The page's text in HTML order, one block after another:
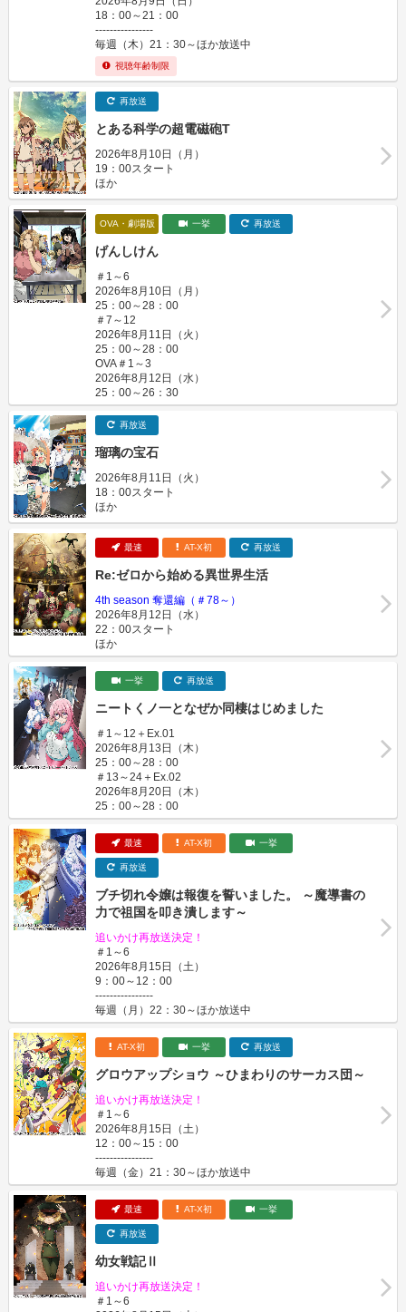
18：00～21：00
----------------
毎週（木）21：30～ほか放送中
視聴年齢制限
再放送
とある科学の超電磁砲T
2026年8月10日（月）
19：00スタート
ほか
OVA・劇場版 一挙 再放送
げんしけん
＃1～6
2026年8月10日（月）
25：00～28：00
＃7～12
2026年8月11日（火）
25：00～28：00
OVA＃1～3
2026年8月12日（水）
25：00～26：30
再放送
瑠璃の宝石
2026年8月11日（火）
18：00スタート
ほか
最速 AT-X初 再放送
Re:ゼロから始める異世界生活
4th season 奪還編（＃78～）
2026年8月12日（水）
22：00スタート
ほか
一挙 再放送
ニートくノ一となぜか同棲はじめました
＃1～12＋Ex.01
2026年8月13日（木）
25：00～28：00
＃13～24＋Ex.02
2026年8月20日（木）
25：00～28：00
最速 AT-X初 一挙
再放送
ブチ切れ令嬢は報復を誓いました。 ～魔導書の
力で祖国を叩き潰します～
追いかけ再放送決定！
＃1～6
2026年8月15日（土）
9：00～12：00
----------------
毎週（月）22：30～ほか放送中
AT-X初 一挙 再放送
グロウアップショウ ～ひまわりのサーカス団～
追いかけ再放送決定！
＃1～6
2026年8月15日（土）
12：00～15：00
----------------
毎週（金）21：30～ほか放送中
最速 AT-X初 一挙
再放送
幼女戦記Ⅱ
追いかけ再放送決定！
＃1～6